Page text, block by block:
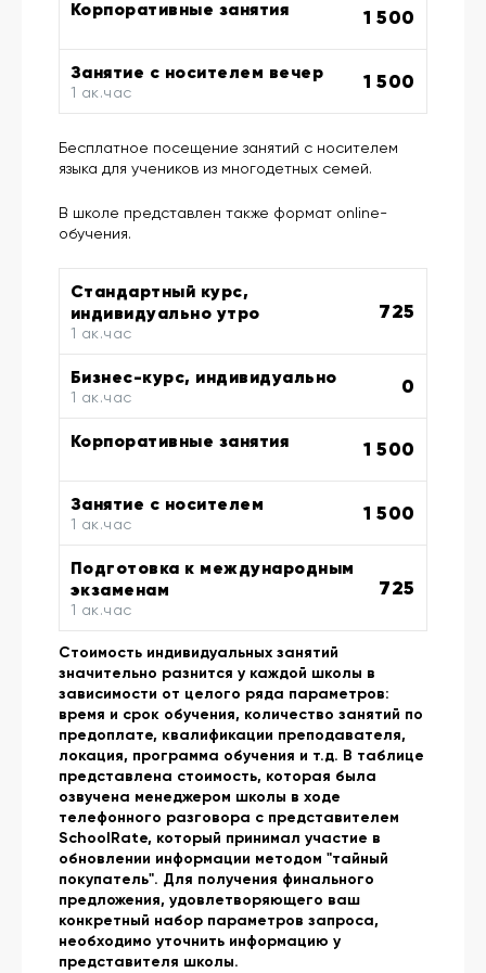
Корпоративные занятия 1 500
Занятие с носителем вечер
1 ак.час 1 500
Бесплатное посещение занятий с носителем
языка для учеников из многодетных семей.
В школе представлен также формат online-
обучения.
Стандартный курс,
индивидуально утро
1 ак.час
725
Бизнес-курс, индивидуально
1 ак.час 0
Корпоративные занятия 1 500
Занятие с носителем
1 ак.час 1 500
Подготовка к международным
экзаменам
1 ак.час
725
Стоимость индивидуальных занятий
значительно разнится у каждой школы в
зависимости от целого ряда параметров:
время и срок обучения, количество занятий по
предоплате, квалификации преподавателя,
локация, программа обучения и т.д. В таблице
представлена стоимость, которая была
озвучена менеджером школы в ходе
телефонного разговора с представителем
SchoolRate, который принимал участие в
обновлении информации методом "тайный
покупатель". Для получения финального
предложения, удовлетворяющего ваш
конкретный набор параметров запроса,
необходимо уточнить информацию у
представителя школы.